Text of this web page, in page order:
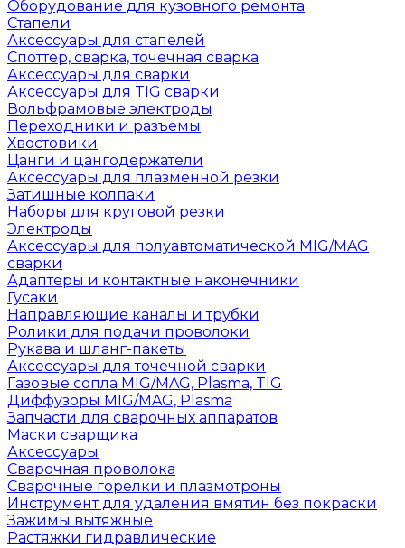
Оборудование для кузовного ремонта
Стапели
Аксессуары для стапелей
Споттер, сварка, точечная сварка
Аксессуары для сварки
Аксессуары для TIG сварки
Вольфрамовые электроды
Переходники и разъемы
Хвостовики
Цанги и цангодержатели
Аксессуары для плазменной резки
Затишные колпаки
Наборы для круговой резки
Электроды
Аксессуары для полуавтоматической MIG/MAG
сварки
Адаптеры и контактные наконечники
Гусаки
Направляющие каналы и трубки
Ролики для подачи проволоки
Рукава и шланг-пакеты
Аксессуары для точечной сварки
Газовые сопла MIG/MAG, Plasma, TIG
Диффузоры MIG/MAG, Plasma
Запчасти для сварочных аппаратов
Маски сварщика
Аксессуары
Сварочная проволока
Сварочные горелки и плазмотроны
Инструмент для удаления вмятин без покраски
Зажимы вытяжные
Растяжки гидравлические